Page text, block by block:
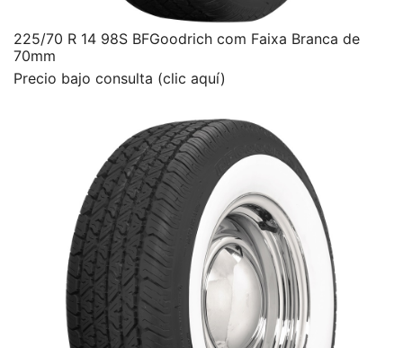
225/70 R 14 98S BFGoodrich com Faixa Branca de
70mm
Precio bajo consulta (clic aquí)